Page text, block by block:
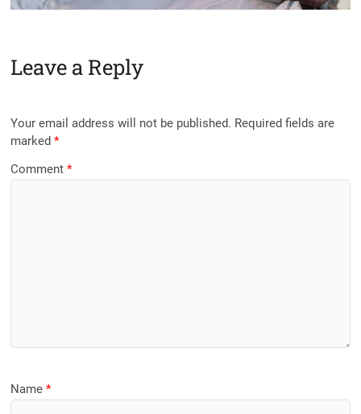
Leave a Reply
Your email address will not be published. Required fields are
marked*
Comment*
Name*